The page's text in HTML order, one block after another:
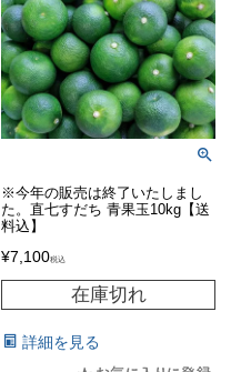
※今年の販売は終了いたしまし
た。直七すだち 青果玉10kg【送
料込】
¥7,100税込
在庫切れ
詳細を見る